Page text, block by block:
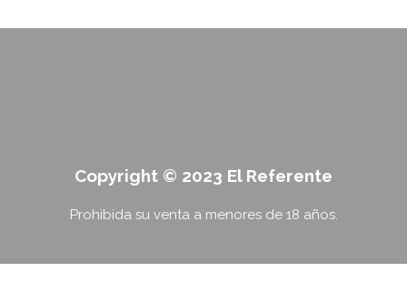
Copyright © 2023 El Referente
Prohibida su venta a menores de 18 años.